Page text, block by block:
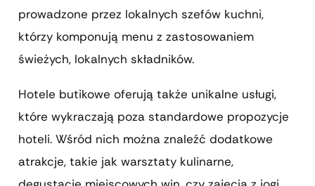
prowadzone przez lokalnych szefów kuchni,
którzy komponują menu z zastosowaniem
świeżych, lokalnych składników.
Hotele butikowe oferują także unikalne usługi,
które wykraczają poza standardowe propozycje
hoteli. Wśród nich można znaleźć dodatkowe
atrakcje, takie jak warsztaty kulinarne,